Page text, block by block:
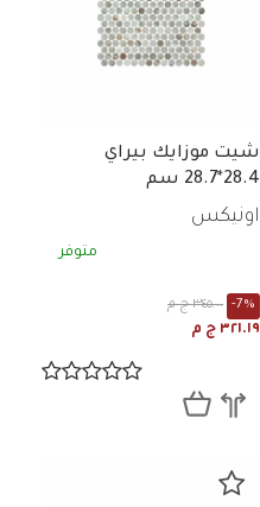
شيت موزايك بيراي
28.4*28.7 سم
اونيكس
متوفر
٣٤٥.٠٠ ج م -7%
٣٢١.١٩ ج م